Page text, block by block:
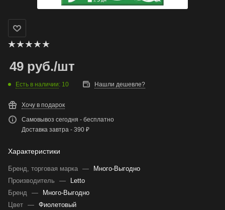
49 руб./шт
Есть в наличии: 10 Нашли дешевле?
Хочу в подарок
Самовывоз сегодня - бесплатно
Доставка завтра - 390 ₽
Характеристики
Бренд, торговая марка —
Много-Выгодно
Производитель
—
Letto
Бренд —
Много-Выгодно
Цвет — Фиолетовый